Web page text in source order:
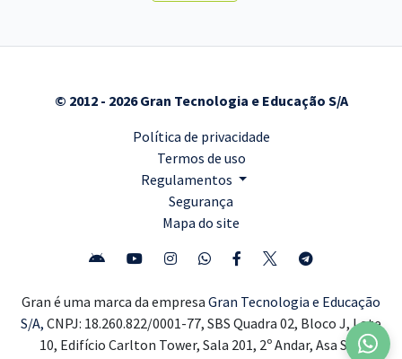
© 2012 - 2026 Gran Tecnologia e Educação S/A
Política de privacidade
Termos de uso
Regulamentos
Segurança
Mapa do site
Gran é uma marca da empresa Gran Tecnologia e Educação
S/A, CNPJ: 18.260.822/0001-77, SBS Quadra 02, Bloco J, Lote
10, Edifício Carlton Tower, Sala 201, 2º Andar, Asa Sul,